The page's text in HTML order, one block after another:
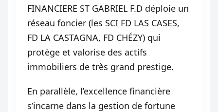
FINANCIERE ST GABRIEL F.D déploie un
réseau foncier (les SCI FD LAS CASES,
FD LA CASTAGNA, FD CHÉZY) qui
protège et valorise des actifs
immobiliers de très grand prestige.
En parallèle, l’excellence financière
s’incarne dans la gestion de fortune